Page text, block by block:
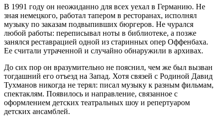
В 1991 году он неожиданно для всех уехал в Германию. Не
зная немецкого, работал тапером в ресторанах, исполнял
музыку по заказам подвыпивших бюргеров. Не чурался
любой работы: переписывал ноты в библиотеке, а позже
занялся реставрацией одной из старинных опер Оффенбаха.
Ее считали утраченной и случайно обнаружили в архивах.
До сих пор он вразумительно не пояснил, чем же был вызван
тогдашний его отъезд на Запад. Хотя связей с Родиной Давид
Тухманов никогда не терял: писал музыку к разным фильмам,
спектаклям. Появилось и направление, связанное с
оформлением детских театральных шоу и репертуаром
детских ансамблей.